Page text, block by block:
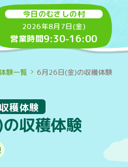
今日のむさしの村
2026年8月7日(金)
営業時間9:30-16:00
験一覧 6月26日(金)の収穫体験
収穫体験
穫体験